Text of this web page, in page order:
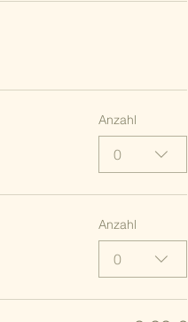
Anzahl
0
Anzahl
0